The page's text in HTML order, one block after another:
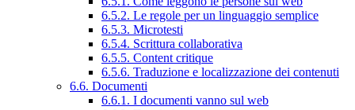
6.5.2. Le regole per un linguaggio semplice
6.5.3. Microtesti
6.5.4. Scrittura collaborativa
6.5.5. Content critique
6.5.6. Traduzione e localizzazione dei contenuti
6.6. Documenti
6.6.1. I documenti vanno sul web